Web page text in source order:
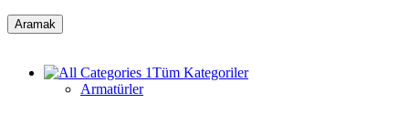
Aramak
Tüm Kategoriler
Armatürler